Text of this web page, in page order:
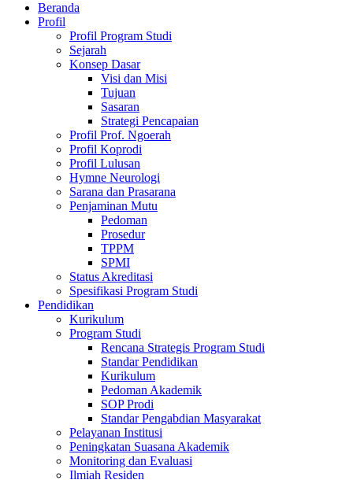
Beranda
Profil
Profil Program Studi
Sejarah
Konsep Dasar
Visi dan Misi
Tujuan
Sasaran
Strategi Pencapaian
Profil Prof. Ngoerah
Profil Koprodi
Profil Lulusan
Hymne Neurologi
Sarana dan Prasarana
Penjaminan Mutu
Pedoman
Prosedur
TPPM
SPMI
Status Akreditasi
Spesifikasi Program Studi
Pendidikan
Kurikulum
Program Studi
Rencana Strategis Program Studi
Standar Pendidikan
Kurikulum
Pedoman Akademik
SOP Prodi
Standar Pengabdian Masyarakat
Pelayanan Institusi
Peningkatan Suasana Akademik
Monitoring dan Evaluasi
Ilmiah Residen